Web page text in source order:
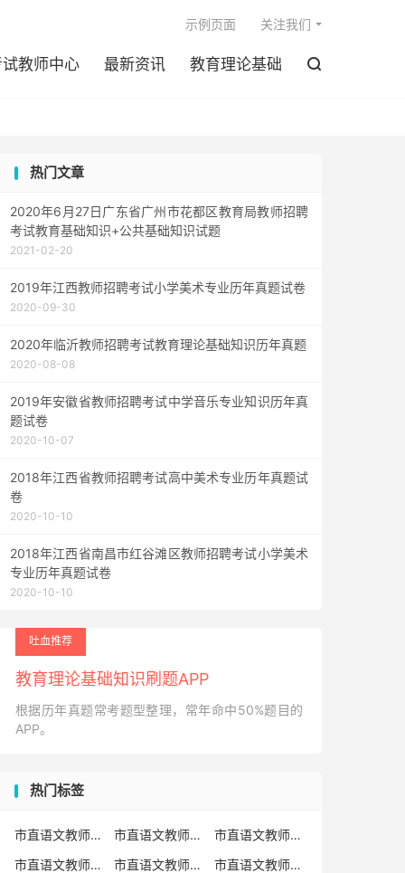
教师中心 最新资讯 教育理论基础 
示例页面 关注我们
热门文章
2020年6月27日广东省广州市花都区教育局教师招聘
考试教育基础知识+公共基础知识试题
2021-02-20
2019年江西教师招聘考试小学美术专业历年真题试卷
2020-09-30
2020年临沂教师招聘考试教育理论基础知识历年真题
2020-08-08
2019年安徽省教师招聘考试中学音乐专业知识历年真
题试卷
2020-10-07
2018年江西省教师招聘考试高中美术专业历年真题试
卷
2020-10-10
2018年江西省南昌市红谷滩区教师招聘考试小学美术
专业历年真题试卷
2020-10-10
吐血推荐
教育理论基础知识刷题APP
根据历年真题常考题型整理，常年命中50%题目的
APP。
热门标签
市直语文教师招聘 市直语文教师招聘考试真题
市直语文教师招聘考试真题卷
市直语文教师编制考试真题
市直语文教师编制考试真题卷
市直语文教师考试